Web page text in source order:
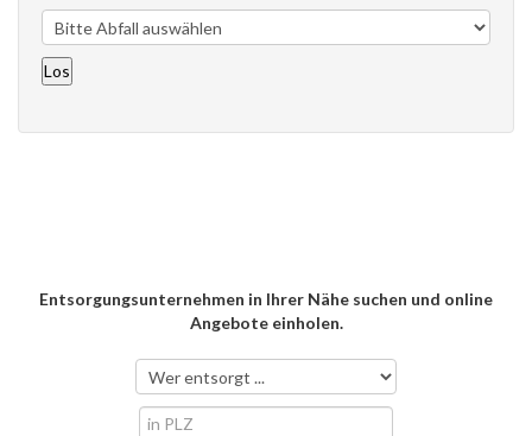
Entsorgungsunternehmen in Ihrer Nähe suchen und online
Angebote einholen.